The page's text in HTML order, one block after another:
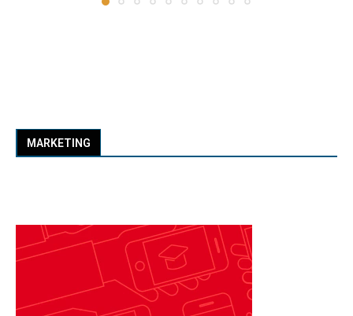
MARKETING